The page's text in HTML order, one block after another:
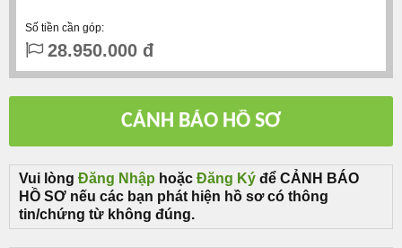
Số tiền cần góp:
28.950.000 đ
Vui lòng Đăng Nhập hoặc Đăng Ký để CẢNH BÁO
HỒ SƠ nếu các bạn phát hiện hồ sơ có thông
tin/chứng từ không đúng.